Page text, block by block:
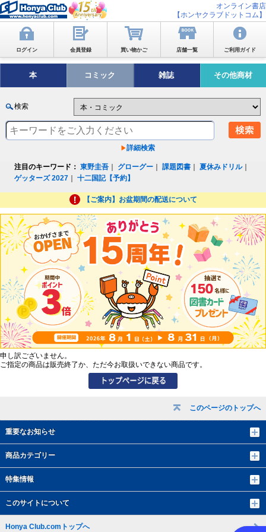
オンライン書店
【ホンヤクラブドットコム】
ログイン 会員登録 買い物かご 店舗一覧 ご利用ガイド
本 コミック 雑誌 その他商材
検索
詳細検索
注目のキーワード： 東野圭吾 グローグー ｜課題図書 ｜夏休みドリル｜
ゲッターズ 2027 ｜十二国記【予約】
【ご案内】お盆期間の配送について
このページのトップへ
重要なお知らせ
商品カテゴリー
特集情報
このサイトについて
申し訳ございません。
ご指定の商品は販売終了か、ただ今お取扱いできない商品です。
Honya Club.comトップへ